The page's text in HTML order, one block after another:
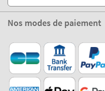
Nos modes de paiement